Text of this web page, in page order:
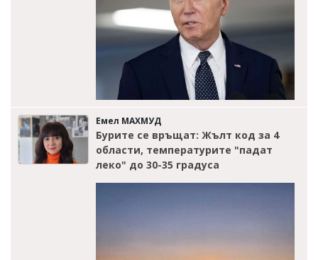
Емел МАХМУД
Бурите се връщат: Жълт код за 4
области, температурите "падат
леко" до 30-35 градуса